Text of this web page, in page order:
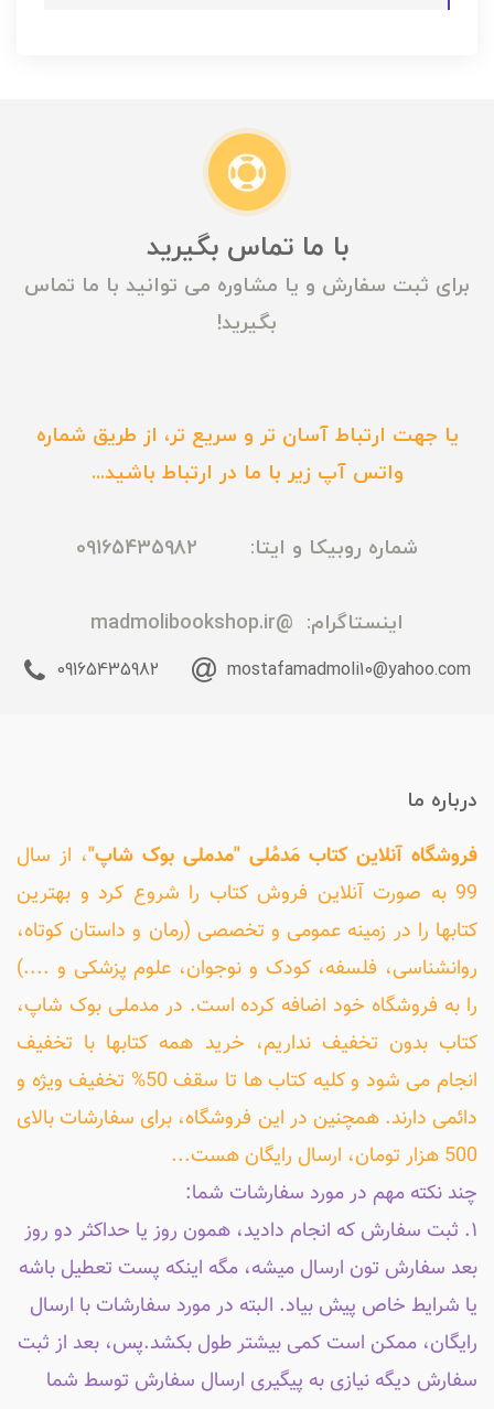
با ما تماس بگیرید
برای ثبت سفارش و یا مشاوره می توانید با ما تماس
بگیرید!
یا جهت ارتباط آسان تر و سریع تر، از طریق شماره
واتس آپ زیر با ما در ارتباط باشید...
شماره روبیکا و ایتا: 09165435982
اینستاگرام: @madmolibookshop.ir
mostafamadmoli10@yahoo.com
09165435982
درباره ما
فروشگاه آنلاین کتاب مَدمُلی "مدملی بوک شاپ"، از سال
99 به صورت آنلاین فروش کتاب را شروع کرد و بهترین
کتابها را در زمینه عمومی و تخصصی (رمان و داستان کوتاه،
روانشناسی، فلسفه، کودک و نوجوان، علوم پزشکی و ....)
را به فروشگاه خود اضافه کرده است. در مدملی بوک شاپ،
کتاب بدون تخفیف نداریم، خرید همه کتابها با تخفیف
انجام می شود و کلیه کتاب ها تا سقف 50% تخفیف ویژه و
دائمی دارند. همچنین در این فروشگاه، برای سفارشات بالای
500 هزار تومان، ارسال رایگان هست...
چند نکته مهم در مورد سفارشات شما:
۱. ثبت سفارش که انجام دادید، همون روز یا حداکثر دو روز
بعد سفارش تون ارسال میشه، مگه اینکه پست تعطیل باشه
یا شرایط خاص پیش بیاد. البته در مورد سفارشات با ارسال
رایگان، ممکن است کمی بیشتر طول بکشد.پس، بعد از ثبت
سفارش دیگه نیازی به پیگیری ارسال سفارش توسط شما